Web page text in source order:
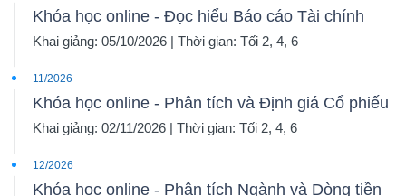
Khóa học online - Đọc hiểu Báo cáo Tài chính
Khai giảng: 05/10/2026 | Thời gian: Tối 2, 4, 6
11/2026
Khóa học online - Phân tích và Định giá Cổ phiếu
Khai giảng: 02/11/2026 | Thời gian: Tối 2, 4, 6
12/2026
Khóa học online - Phân tích Ngành và Dòng tiền